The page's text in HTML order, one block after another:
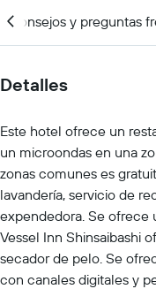
Consejos y preguntas
Detalles
Este hotel ofrece un
un microondas en una
zonas comunes es
lavandería, servicio de
expendedora. Se ofrece
Vessel Inn Shinsaibashi
secador de pelo. Se
con canales digitales y